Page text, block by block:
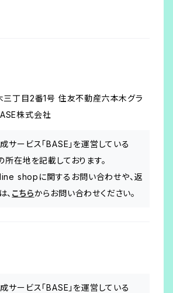
丁目2番1号 住友不動産六本木グラ
株式会社
サービス「BASE」を運営している
在地を記載しております。
shopに関するお問い合わせや、返
、 こちらからお問い合わせください。
サービス「BASE」を運営している